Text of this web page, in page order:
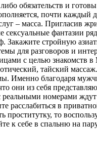
обязательств и
почти
– масса. Пригласив
сексуальные фантазии
стройную
для разговоров и
с целью знакомств
тайский
Именно благодаря
они из себя
номерами
расслабиться в
то
к себе в спальню на